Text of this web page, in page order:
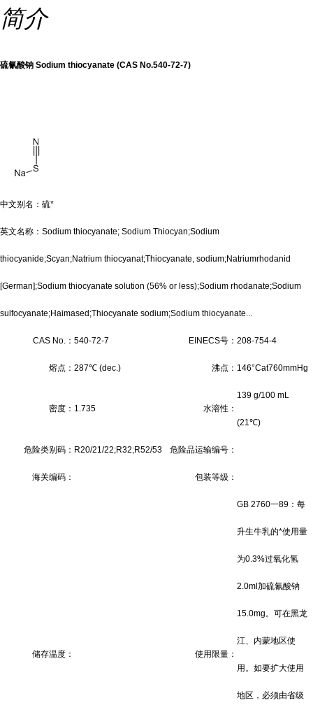
简介
硫氰酸钠 Sodium thiocyanate (CAS No.540-72-7)
中文别名：硫*
英文名称：Sodium thiocyanate; Sodium Thiocyan;Sodium
thiocyanide;Scyan;Natrium thiocyanat;Thiocyanate, sodium;Natriumrhodanid
[German];Sodium thiocyanate solution (56% or less);Sodium rhodanate;Sodium
sulfocyanate;Haimased;Thiocyanate sodium;Sodium thiocyanate...
CAS No.： 540-72-7 EINECS号： 208-754-4
熔点： 287℃ (dec.) 沸点： 146°Cat760mmHg
密度： 1.735 水溶性：
139 g/100 mL
(21℃)
危险类别码： R20/21/22;R32;R52/53 危险品运输编号：
海关编码： 包装等级：
储存温度： 使用限量：
GB 2760一89：每
升生牛乳的*使用量
为0.3%过氧化氢
2.0ml加硫氰酸钠
15.0mg。可在黑龙
江、内蒙地区使
用。如要扩大使用
地区，必须由省级